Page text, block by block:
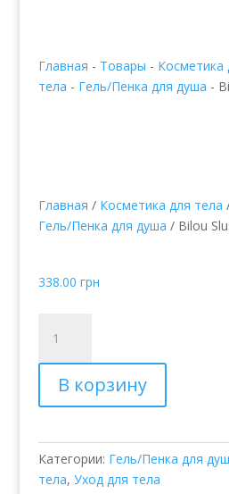
Главная - Товары - Косметика
тела - Гель/Пенка для душа -
Главная / Косметика для тела
Гель/Пенка для душа / Bilou
338.00 грн
товара
Bilou
Slushy
Apple
В корзину
Категории: Гель/Пенка для
тела, Уход для тела